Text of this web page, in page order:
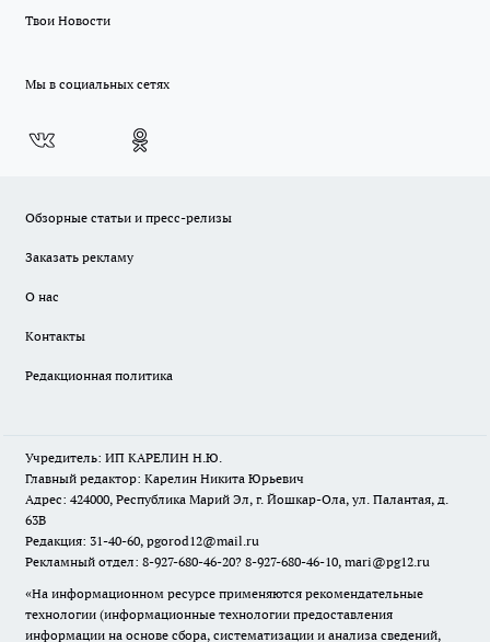
Твои Новости
Мы в социальных сетях
Обзорные статьи и пресс-релизы
Заказать рекламу
О нас
Контакты
Редакционная политика
Учредитель: ИП КАРЕЛИН Н.Ю.
Главный редактор: Карелин Никита Юрьевич
Адрес: 424000, Республика Марий Эл, г. Йошкар-Ола, ул. Палантая, д.
63В
Редакция: 31-40-60, pgorod12@mail.ru
Рекламный отдел: 8-927-680-46-20? 8-927-680-46-10, mari@pg12.ru
«На информационном ресурсе применяются рекомендательные
технологии (информационные технологии предоставления
информации на основе сбора, систематизации и анализа сведений,